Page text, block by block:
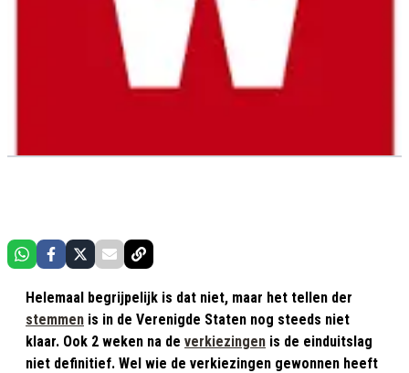
Helemaal begrijpelijk is dat niet, maar het tellen der
stemmen is in de Verenigde Staten nog steeds niet
klaar. Ook 2 weken na de verkiezingen is de einduitslag
niet definitief. Wel wie de verkiezingen gewonnen heeft